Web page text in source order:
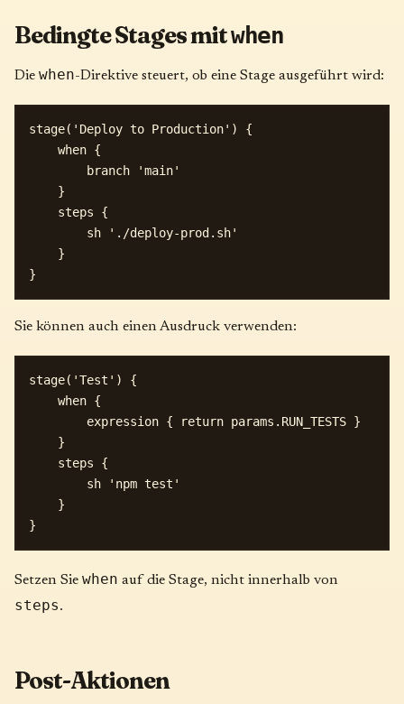
Bedingte Stages mitwhen
Die when-Direktive steuert, ob eine Stage ausgeführt wird:
stage('Deploy to Production') {
    when {
        branch 'main'
    }
    steps {
        sh './deploy-prod.sh'
    }
Sie können auch einen Ausdruck verwenden:
stage('Test') {
    when {
        expression { return params.RUN_TESTS }
    }
    steps {
        sh 'npm test'
    }
Setzen Sie when auf die Stage, nicht innerhalb von
steps.
Post-Aktionen